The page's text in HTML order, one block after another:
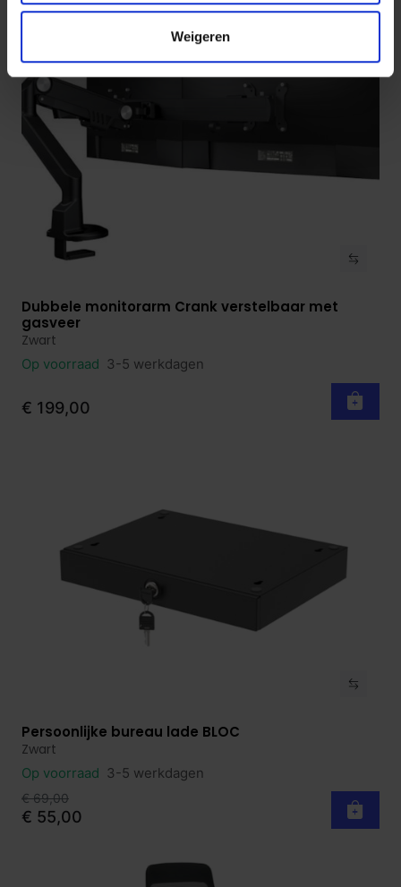
Weigeren
Bekijk product
Dubbele monitorarm Crank verstelbaar met
gasveer
Zwart
Op voorraad 3-5 werkdagen
€ 199,00
Bekijk product
Persoonlijke bureau lade BLOC
Zwart
Op voorraad 3-5 werkdagen
€ 69,00
€ 55,00